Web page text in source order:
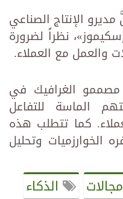
الإنتاج الصناعي
نظراً لضرورة
والعمل مع العملاء.
مصممو الغرافيك في
الماسة للتفاعل
كما تتطلب هذه
الخوارزميات وتحليل
الذكاء